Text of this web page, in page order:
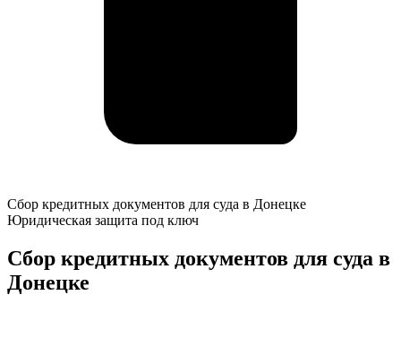
Сбор
кредитных
для
суда
в
Сбор кредитных документов для суда в Донецке
Юридическая защита под ключ
Сбор кредитных документов для суда в
Донецке